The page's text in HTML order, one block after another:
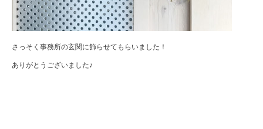
さっそく事務所の玄関に飾らせてもらいました！
ありがとうございました♪